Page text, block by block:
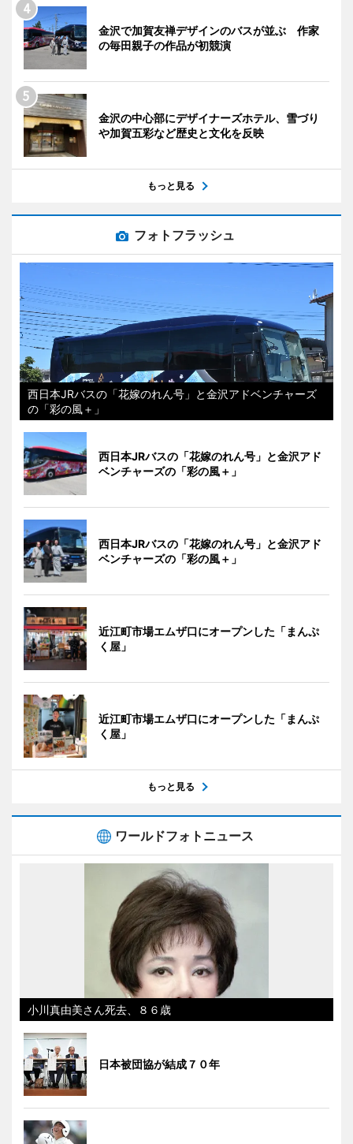
金沢で加賀友禅デザインのバスが並ぶ 作家
の毎田親子の作品が初競演
金沢の中心部にデザイナーズホテル、雪づり
や加賀五彩など歴史と文化を反映
もっと見る
フォトフラッシュ
西日本JRバスの「花嫁のれん号」と金沢アドベンチャーズ
の「彩の風＋」
西日本JRバスの「花嫁のれん号」と金沢アド
ベンチャーズの「彩の風＋」
西日本JRバスの「花嫁のれん号」と金沢アド
ベンチャーズの「彩の風＋」
近江町市場エムザ口にオープンした「まんぷ
く屋」
近江町市場エムザ口にオープンした「まんぷ
く屋」
もっと見る
ワールドフォトニュース
小川真由美さん死去、８６歳
日本被団協が結成７０年